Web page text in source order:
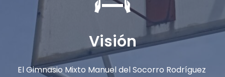
Visión
El Gimnasio Mixto Manuel del Socorro Rodríguez